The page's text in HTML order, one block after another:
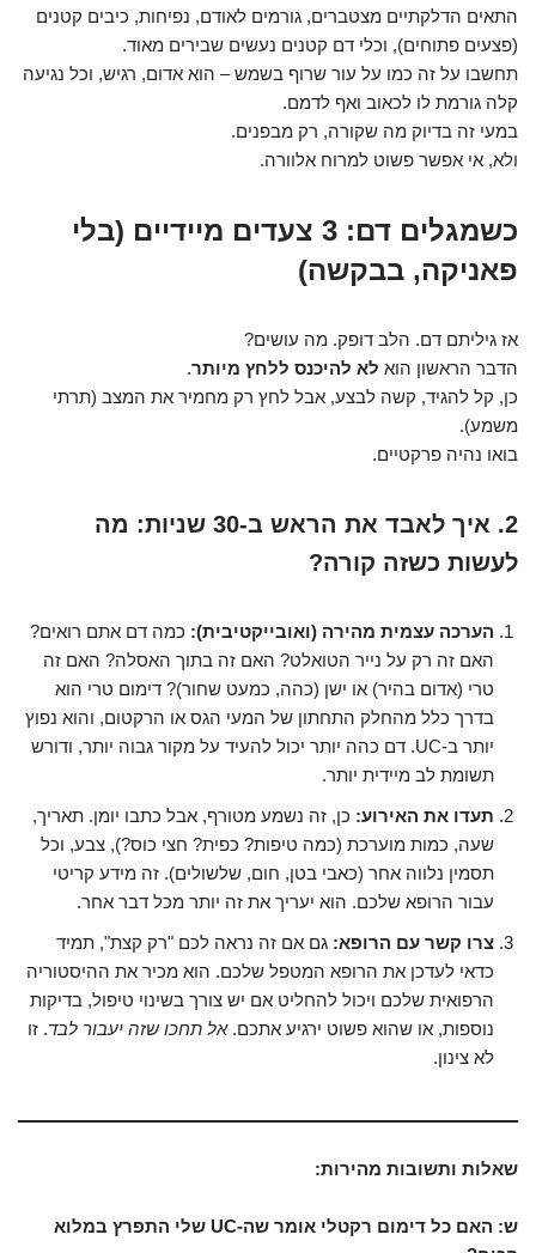
התאים הדלקתיים מצטברים, גורמים לאודם, נפיחות, כיבים קטנים
(פצעים פתוחים), וכלי דם קטנים נעשים שבירים מאוד.
תחשבו על זה כמו על עור שרוף בשמש – הוא אדום, רגיש, וכל נגיעה
קלה גורמת לו לכאוב ואף לדמם.
במעי זה בדיוק מה שקורה, רק מבפנים.
ולא, אי אפשר פשוט למרוח אלוורה.
כשמגלים דם: 3 צעדים מיידיים (בלי
פאניקה, בבקשה)
אז גיליתם דם. הלב דופק. מה עושים?
הדבר הראשון הוא לא להיכנס ללחץ מיותר.
כן, קל להגיד, קשה לבצע, אבל לחץ רק מחמיר את המצב (תרתי
משמע).
בואו נהיה פרקטיים.
2. איך לאבד את הראש ב-30 שניות: מה
לעשות כשזה קורה?
הערכה עצמית מהירה (ואובייקטיבית): כמה דם אתם רואים?
האם זה רק על נייר הטואלט? האם זה בתוך האסלה? האם זה
טרי (אדום בהיר) או ישן (כהה, כמעט שחור)? דימום טרי הוא
בדרך כלל מהחלק התחתון של המעי הגס או הרקטום, והוא נפוץ
יותר ב-UC. דם כהה יותר יכול להעיד על מקור גבוה יותר, ודורש
תשומת לב מיידית יותר.
תעדו את האירוע: כן, זה נשמע מטורף, אבל כתבו יומן. תאריך,
שעה, כמות מוערכת (כמה טיפות? כפית? חצי כוס?), צבע, וכל
תסמין נלווה אחר (כאבי בטן, חום, שלשולים). זה מידע קריטי
עבור הרופא שלכם. הוא יעריך את זה יותר מכל דבר אחר.
צרו קשר עם הרופא: גם אם זה נראה לכם "רק קצת", תמיד
כדאי לעדכן את הרופא המטפל שלכם. הוא מכיר את ההיסטוריה
הרפואית שלכם ויכול להחליט אם יש צורך בשינוי טיפול, בדיקות
נוספות, או שהוא פשוט ירגיע אתכם.אל תחכו שזה יעבור לבד. זו
לא צינון.
שאלות ותשובות מהירות:
ש: האם כל דימום רקטלי אומר שה-UC שלי התפרץ במלוא